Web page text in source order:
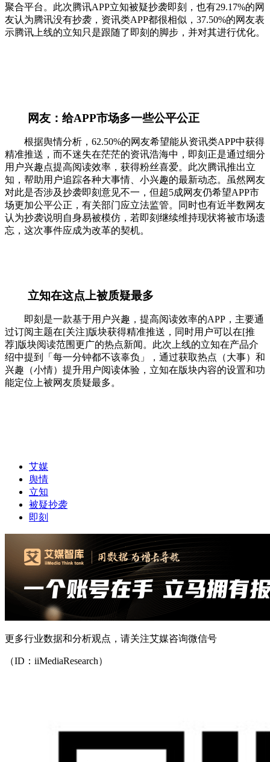
聚合平台。此次腾讯APP立知被疑抄袭即刻，也有29.17%的网
友认为腾讯没有抄袭，资讯类APP都很相似，37.50%的网友表
示腾讯上线的立知只是跟随了即刻的脚步，并对其进行优化。
网友：给APP市场多一些公平公正
根据舆情分析，62.50%的网友希望能从资讯类APP中获得
精准推送，而不迷失在茫茫的资讯浩海中，即刻正是通过细分
用户兴趣点提高阅读效率，获得粉丝喜爱。此次腾讯推出立
知，帮助用户追踪各种大事情、小兴趣的最新动态。虽然网友
对此是否涉及抄袭即刻意见不一，但超5成网友仍希望APP市
场更加公平公正，有关部门应立法监管。同时也有近半数网友
认为抄袭说明自身易被模仿，若即刻继续维持现状将被市场遗
忘，这次事件应成为改革的契机。
立知在这点上被质疑最多
即刻是一款基于用户兴趣，提高阅读效率的APP，主要通
过订阅主题在[关注]版块获得精准推送，同时用户可以在[推
荐]版块阅读范围更广的热点新闻。此次上线的立知在产品介
绍中提到「每一分钟都不该辜负」，通过获取热点（大事）和
兴趣（小情）提升用户阅读体验，立知在版块内容的设置和功
能定位上被网友质疑最多。
艾媒
舆情
立知
被疑抄袭
即刻
更多行业数据和分析观点，请关注艾媒咨询微信号
（ID：iiMediaResearch）